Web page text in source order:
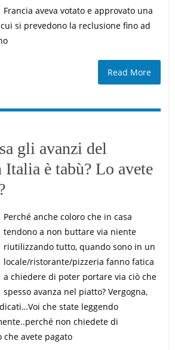
Francia aveva votato e approvato una
si prevedono la reclusione fino ad
Read More
gli avanzi del
è tabù? Lo avete
Perché anche coloro che in casa
tendono a non buttare via niente
riutilizzando tutto, quando sono in un
locale/ristorante/pizzeria fanno fatica
a chiedere di poter portare via ciò che
spesso avanza nel piatto? Vergogna,
che state leggendo
non chiedete di
avete pagato